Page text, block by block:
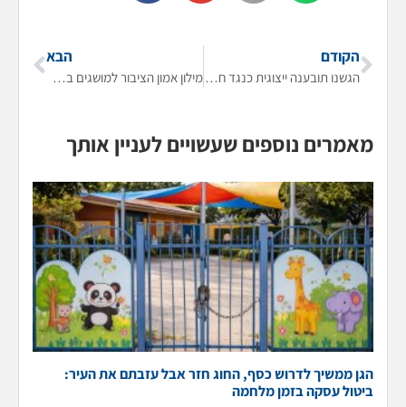
הקודם
הגשנו תובענה ייצוגית כנגד חברת ספוט אופשן – תעשיית המרמה של האופציות הבינאריות
הבא
מילון אמון הציבור למושגים בצרכנות (לפי א' – ב')
מאמרים נוספים שעשויים לעניין אותך
הגן ממשיך לדרוש כסף, החוג חזר אבל עזבתם את העיר:
ביטול עסקה בזמן מלחמה